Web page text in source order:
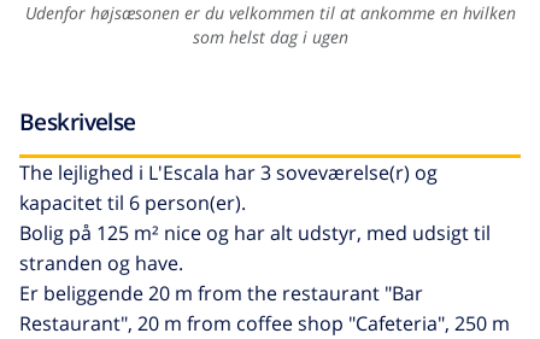
Udenfor højsæsonen er du velkommen til at ankomme en hvilken
som helst dag i ugen
Beskrivelse
The lejlighed i L'Escala har 3 soveværelse(r) og
kapacitet til 6 person(er).
Bolig på 125 m² nice og har alt udstyr, med udsigt til
stranden og have.
Er beliggende 20 m from the restaurant "Bar
Restaurant", 20 m from coffee shop "Cafeteria", 250 m